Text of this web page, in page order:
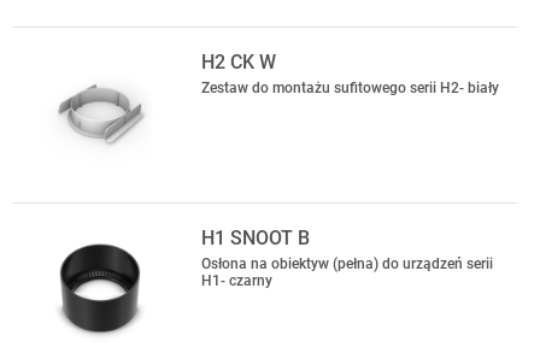
H2 CK W
Zestaw do montażu sufitowego serii H2- biały
H1 SNOOT B
Osłona na obiektyw (pełna) do urządzeń serii
H1- czarny